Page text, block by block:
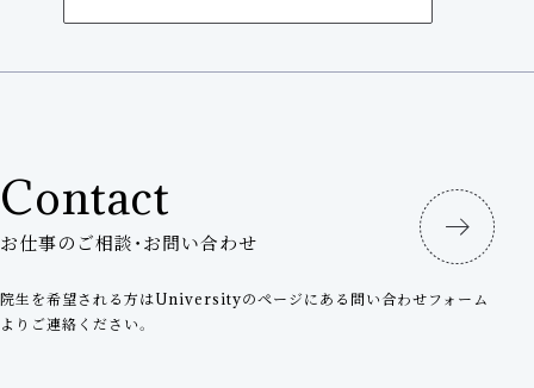
の
リ
ク
Contact
お仕事のご相談・お問い合わせ
院生を希望される方はUniversityのページにある問い合わせフォーム
よりご連絡ください。